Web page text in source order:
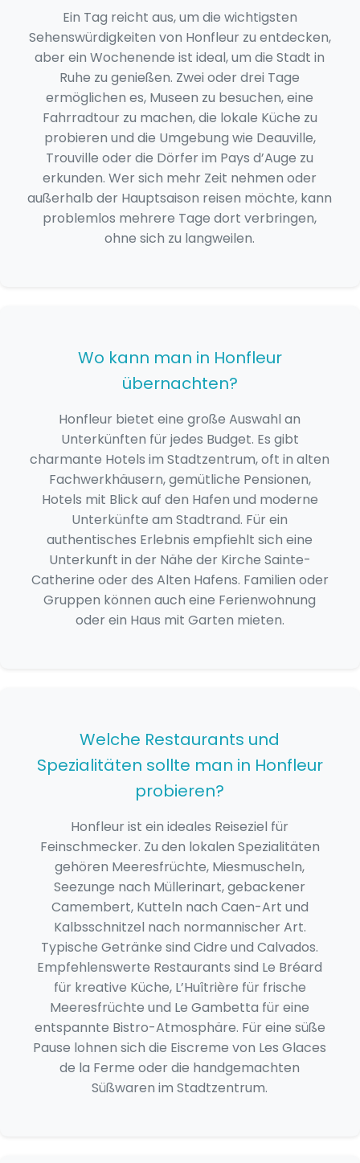
Ein Tag reicht aus, um die wichtigsten
Sehenswürdigkeiten von Honfleur zu entdecken,
aber ein Wochenende ist ideal, um die Stadt in
Ruhe zu genießen. Zwei oder drei Tage
ermöglichen es, Museen zu besuchen, eine
Fahrradtour zu machen, die lokale Küche zu
probieren und die Umgebung wie Deauville,
Trouville oder die Dörfer im Pays d’Auge zu
erkunden. Wer sich mehr Zeit nehmen oder
außerhalb der Hauptsaison reisen möchte, kann
problemlos mehrere Tage dort verbringen,
ohne sich zu langweilen.
Wo kann man in Honfleur
übernachten?
Honfleur bietet eine große Auswahl an
Unterkünften für jedes Budget. Es gibt
charmante Hotels im Stadtzentrum, oft in alten
Fachwerkhäusern, gemütliche Pensionen,
Hotels mit Blick auf den Hafen und moderne
Unterkünfte am Stadtrand. Für ein
authentisches Erlebnis empfiehlt sich eine
Unterkunft in der Nähe der Kirche Sainte-
Catherine oder des Alten Hafens. Familien oder
Gruppen können auch eine Ferienwohnung
oder ein Haus mit Garten mieten.
Welche Restaurants und
Spezialitäten sollte man in Honfleur
probieren?
Honfleur ist ein ideales Reiseziel für
Feinschmecker. Zu den lokalen Spezialitäten
gehören Meeresfrüchte, Miesmuscheln,
Seezunge nach Müllerinart, gebackener
Camembert, Kutteln nach Caen-Art und
Kalbsschnitzel nach normannischer Art.
Typische Getränke sind Cidre und Calvados.
Empfehlenswerte Restaurants sind Le Bréard
für kreative Küche, L’Huîtrière für frische
Meeresfrüchte und Le Gambetta für eine
entspannte Bistro-Atmosphäre. Für eine süße
Pause lohnen sich die Eiscreme von Les Glaces
de la Ferme oder die handgemachten
Süßwaren im Stadtzentrum.